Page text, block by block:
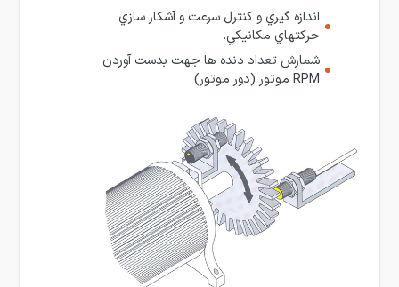
اندازه گيري و كنترل سرعت و آشكار سازي
حركتهاي مكانيكي.
شمارش تعداد دنده ها جهت بدست آوردن
RPM موتور (دور موتور)